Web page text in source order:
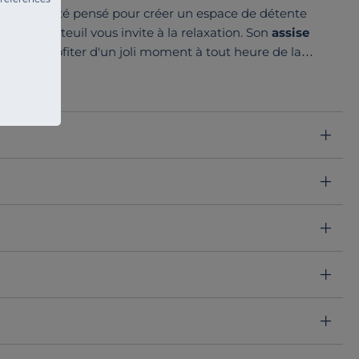
détail a été pensé pour créer un espace de détente
ce fauteuil vous invite à la relaxation. Sonassise
de profiter d'un joli moment à tout heure de la
chaleureux et un confort enveloppant.